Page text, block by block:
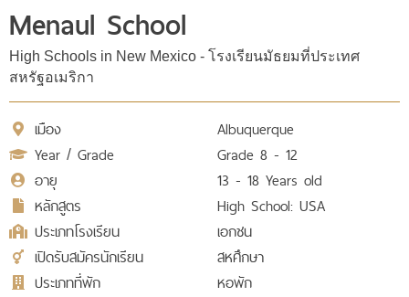
Menaul School
High Schools in New Mexico - โรงเรียนมัธยมที่ประเทศ
สหรัฐอเมริกา
เมือง
Albuquerque
Year / Grade
Grade 8 - 12
อายุ
13 - 18 Years old
หลักสูตร
High School: USA
ประเภทโรงเรียน
เอกชน
เปิดรับสมัครนักเรียน
สหศึกษา
ประเภทที่พัก
หอพัก